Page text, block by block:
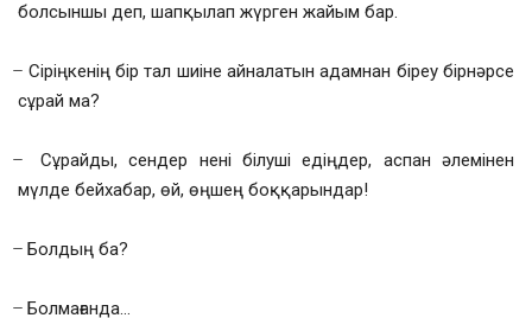
болсыншы деп, шапқылап жүрген жайым бар.
̶ Сіріңкенің бір тал шиіне айналатын адамнан біреу бірнәрсе
сұрай ма?
̶ Сұрайды, сендер нені білуші едіңдер, аспан әлемінен
мүлде бейхабар, өй, өңшең боққарындар!
̶ Болдың ба?
̶ Болмағанда…